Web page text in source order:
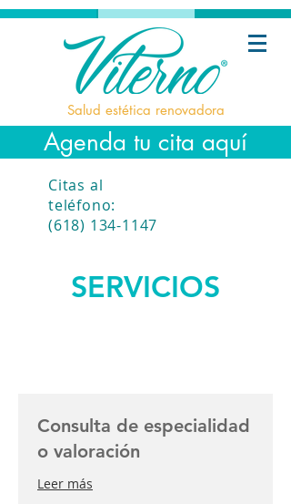
Salud estética renovadora
Agenda tu cita aquí
Citas al
teléfono:
(618) 134-1147
SERVICIOS
Consulta de especialidad
o valoración
Leer más